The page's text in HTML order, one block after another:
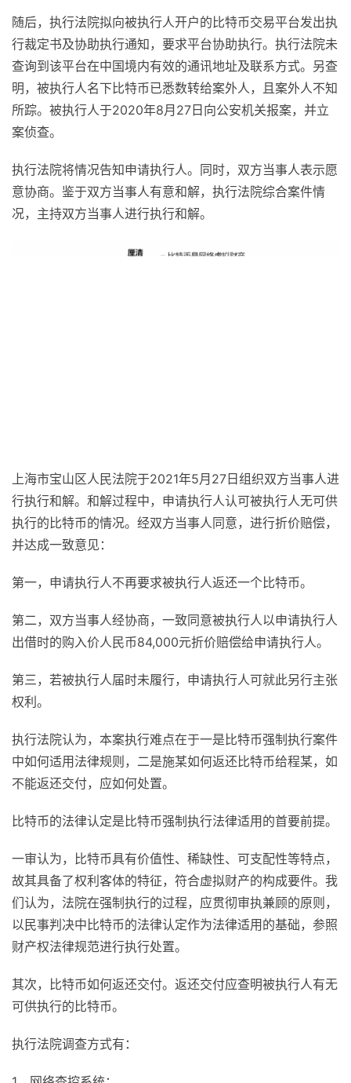
随后，执行法院拟向被执行人开户的比特币交易平台发出执
行裁定书及协助执行通知，要求平台协助执行。执行法院未
查询到该平台在中国境内有效的通讯地址及联系方式。另查
明，被执行人名下比特币已悉数转给案外人，且案外人不知
所踪。被执行人于2020年8月27日向公安机关报案，并立
案侦查。
执行法院将情况告知申请执行人。同时，双方当事人表示愿
意协商。鉴于双方当事人有意和解，执行法院综合案件情
况，主持双方当事人进行执行和解。
上海市宝山区人民法院于2021年5月27日组织双方当事人进
行执行和解。和解过程中，申请执行人认可被执行人无可供
执行的比特币的情况。经双方当事人同意，进行折价赔偿，
并达成一致意见：
第一，申请执行人不再要求被执行人返还一个比特币。
第二，双方当事人经协商，一致同意被执行人以申请执行人
出借时的购入价人民币84,000元折价赔偿给申请执行人。
第三，若被执行人届时未履行，申请执行人可就此另行主张
权利。
执行法院认为，本案执行难点在于一是比特币强制执行案件
中如何适用法律规则，二是施某如何返还比特币给程某，如
不能返还交付，应如何处置。
比特币的法律认定是比特币强制执行法律适用的首要前提。
一审认为，比特币具有价值性、稀缺性、可支配性等特点，
故其具备了权利客体的特征，符合虚拟财产的构成要件。我
们认为，法院在强制执行的过程，应贯彻审执兼顾的原则，
以民事判决中比特币的法律认定作为法律适用的基础，参照
财产权法律规范进行执行处置。
其次，比特币如何返还交付。返还交付应查明被执行人有无
可供执行的比特币。
执行法院调查方式有：